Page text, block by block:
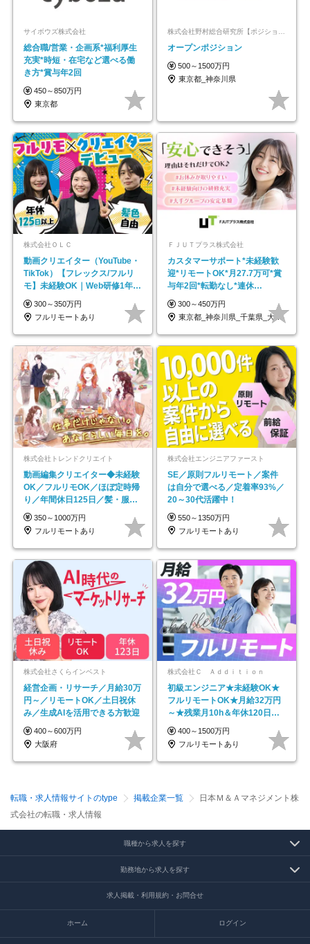
サイボウズ株式会社
総合職/営業・企画系*福利厚生
充実*時短・在宅など選べる働
き方*賞与年2回
450～850万円
東京都
オープンポジション
500～1500万円
東京都_神奈川県
株式会社ＯＬＣ
動画クリエイター（YouTube・
TikTok）【フレックス/フルリ
モ】未経験OK｜Web研修1年間
｜副業OK
300～350万円
フルリモートあり
ＦＪＵＴプラス株式会社
カスタマーサポート*未経験歓
迎*リモートOK*月27.7万可*賞
与年2回*転勤なし*連休
OK/ZE010232
300～450万円
東京都_神奈川県_千葉県_大阪府_愛知県…
株式会社トレンドクリエイト
動画編集クリエイター◆未経験
OK／フルリモOK／ほぼ定時帰
り／年間休日125日／髪・服・
ネイル自由／副業OK
350～1000万円
フルリモートあり
株式会社エンジニアファースト
SE／原則フルリモート／案件
は自分で選べる／定着率93%／
20～30代活躍中！
550～1350万円
フルリモートあり
株式会社さくらインベスト
経営企画・リサーチ／月給30万
円～／リモートOK／土日祝休
み／生成AIを活用できる方歓迎
400～600万円
大阪府
株式会社Ｃ Ａｄｄｉｔｉｏｎ
初級エンジニア★未経験OK★
フルリモートOK★月給32万円
～★残業月10h＆年休120日以
上★副業可
400～1500万円
フルリモートあり
転職・求人情報サイトのtype 掲載企業一覧
日本Ｍ＆Ａマネジメント株
式会社の転職・求人情報
職種から求人を探す
勤務地から求人を探す
求人掲載・利用規約・お問合せ
ホーム ログイン